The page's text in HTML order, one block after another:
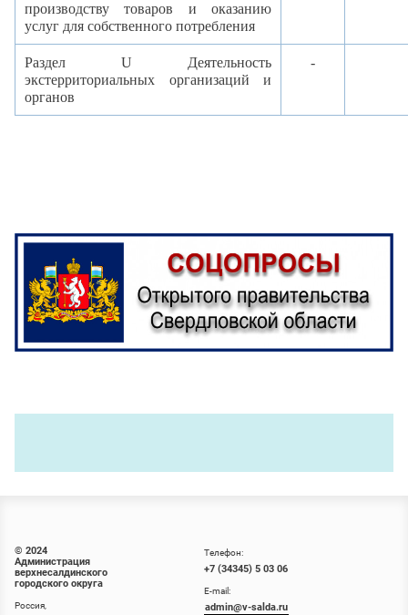
производству товаров и оказанию
услуг для собственного потребления
Раздел U Деятельность
экстерриториальных организаций и
органов
-
© 2024
Администрация
верхнесалдинского
городского округа
Россия,
Телефон:
+7 (34345) 5 03 06
E-mail:
admin@v-salda.ru